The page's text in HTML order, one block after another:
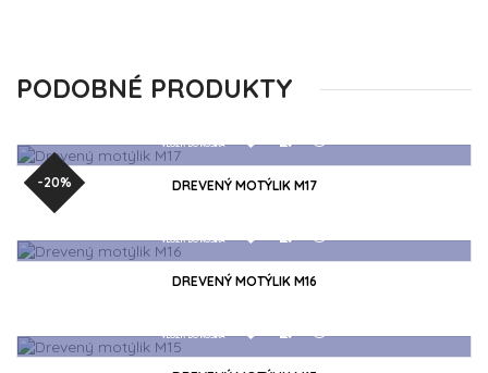
PODOBNÉ PRODUKTY
DREVENÝ MOTÝLIK M17
-20%
DREVENÝ MOTÝLIK M16